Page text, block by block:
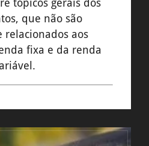
tópicos gerais dos
que não são
relacionados aos
fixa e da renda